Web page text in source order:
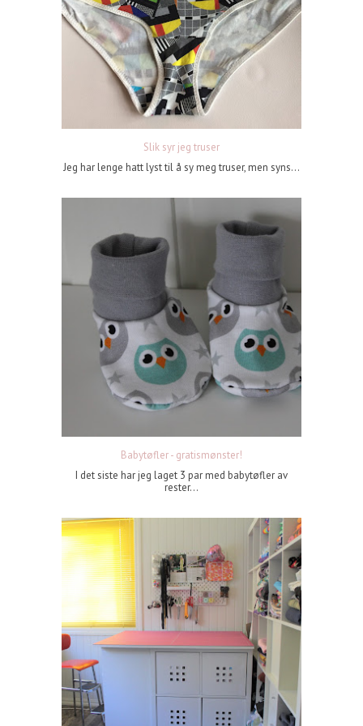
Slik syr jeg truser
Jeg har lenge hatt lyst til å sy meg truser, men syns...
Babytøfler - gratismønster!
I det siste har jeg laget 3 par med babytøfler av
rester...